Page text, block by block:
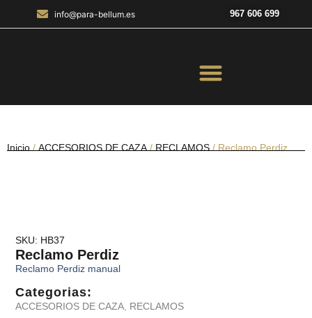
info@para-bellum.es 967 606 699
Inicio / ACCESORIOS DE CAZA / RECLAMOS / Reclamo Perdiz
SKU: HB37
Reclamo Perdiz
Reclamo Perdiz manual
Categorias:
ACCESORIOS DE CAZA, RECLAMOS